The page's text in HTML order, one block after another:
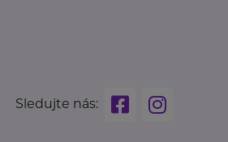
Sledujte nás: